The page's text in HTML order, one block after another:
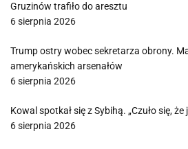
Gruzinów trafiło do aresztu
6 sierpnia 2026
Trump ostry wobec sekretarza obrony.
amerykańskich arsenałów
6 sierpnia 2026
Kowal spotkał się z Sybihą. „Czuło się,
6 sierpnia 2026